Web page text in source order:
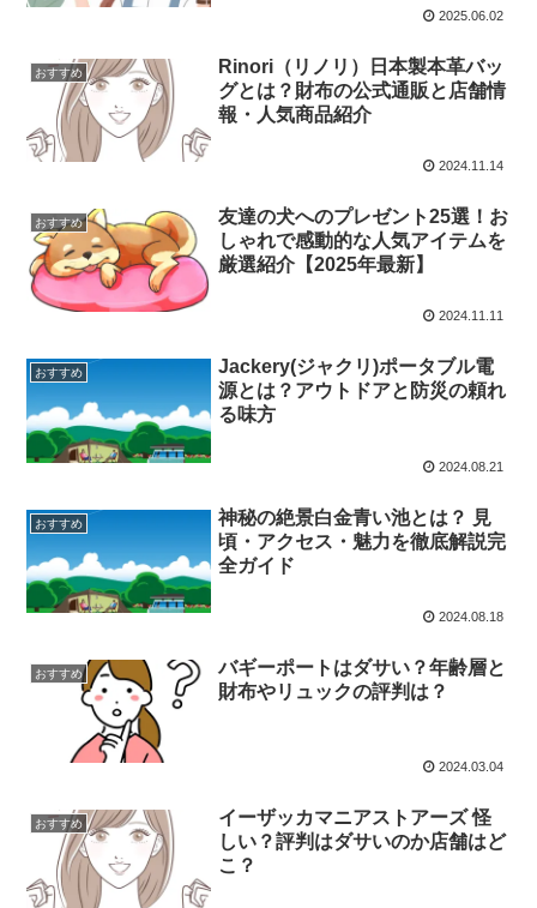
2025.06.02
おすすめ
Rinori（リノリ）日本製本革バッ
グとは？財布の公式通販と店舗情
報・人気商品紹介
2024.11.14
おすすめ
友達の犬へのプレゼント25選！お
しゃれで感動的な人気アイテムを
厳選紹介【2025年最新】
2024.11.11
おすすめ
Jackery(ジャクリ)ポータブル電
源とは？アウトドアと防災の頼れ
る味方
2024.08.21
おすすめ
神秘の絶景白金青い池とは？ 見
頃・アクセス・魅力を徹底解説完
全ガイド
2024.08.18
おすすめ
バギーポートはダサい？年齢層と
財布やリュックの評判は？
2024.03.04
おすすめ
イーザッカマニアストアーズ 怪
しい？評判はダサいのか店舗はど
こ？